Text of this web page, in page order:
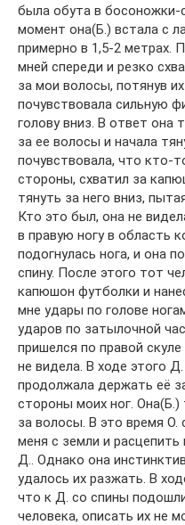
была обута в босоножки-
момент она(Б.) встала с
примерно в 1,5-2 метрах.
мней спереди и резко
за мои волосы, потянув
почувствовала сильную
голову вниз. В ответ она
за ее волосы и начала
почувствовала, что кто-
стороны, схватил за
тянуть за него вниз,
Кто это был, она не
в правую ногу в область
подогнулась нога, и она
спину. После этого тот
капюшон футболки и
мне удары по голове
ударов по затылочной
пришелся по правой
не видела. В ходе этого
продолжала держать её
стороны моих ног.
за волосы. В это время О.
меня с земли и
Д.. Однако она
удалось их разжать. В
что к Д. со спины
человека, описать их не